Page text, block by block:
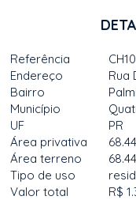
Referência
Endereço
Rua
Bairro
Município
UF
PR
Área privativa
Área terreno
Tipo de uso
Valor total
R$